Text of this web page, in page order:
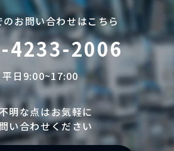
のお問い合わせはこちら
4233-2006
平日9:00~17:00
明な点はお気軽に
い合わせください